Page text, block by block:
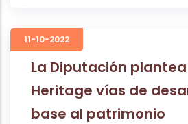
11-10-2022
La Diputación plantea
Heritage vías de
base al patrimonio